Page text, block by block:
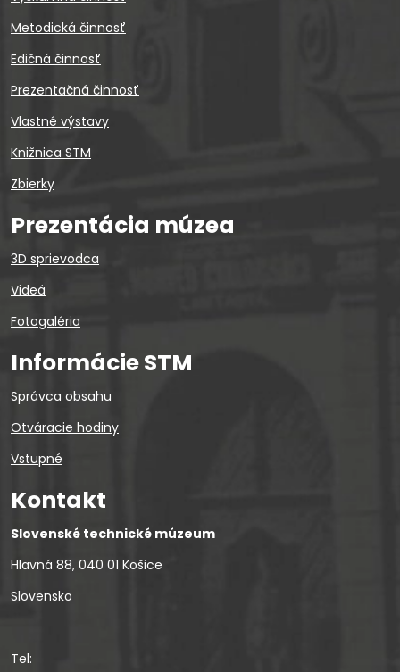
Metodická činnosť
Edičná činnosť
Prezentačná činnosť
Vlastné výstavy
Knižnica STM
Zbierky
Prezentácia múzea
3D sprievodca
Videá
Fotogaléria
Informácie STM
Správca obsahu
Otváracie hodiny
Vstupné
Kontakt
Slovenské technické múzeum
Hlavná 88, 040 01 Košice
Slovensko
Tel: